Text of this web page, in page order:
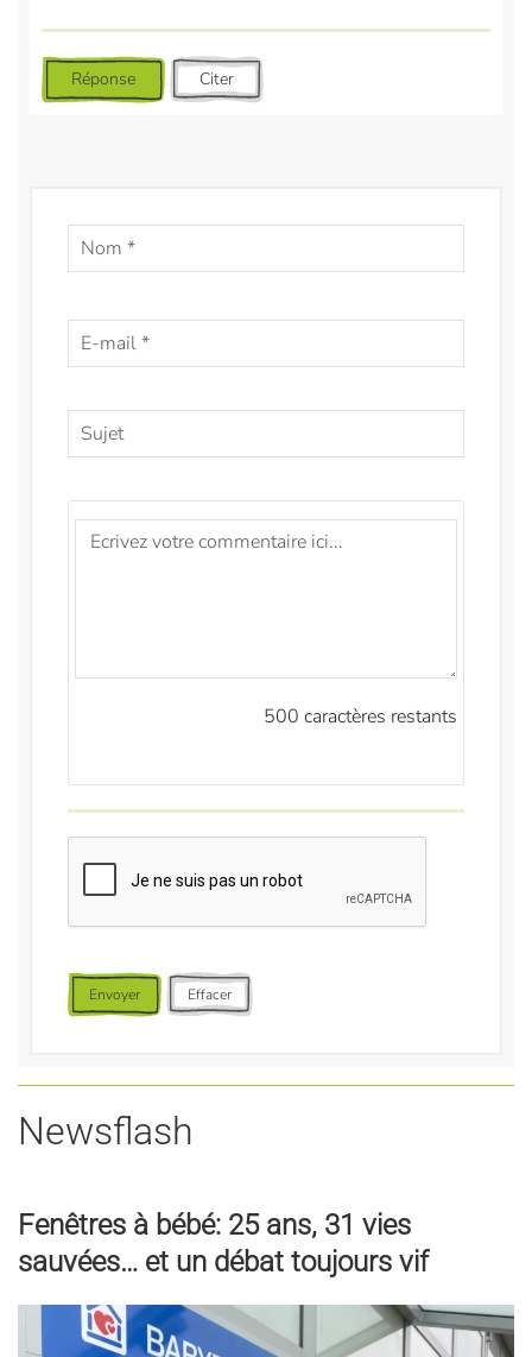
Réponse Citer
500 caractères restants
Envoyer Effacer
Newsflash
Fenêtres à bébé: 25 ans, 31 vies
sauvées… et un débat toujours vif